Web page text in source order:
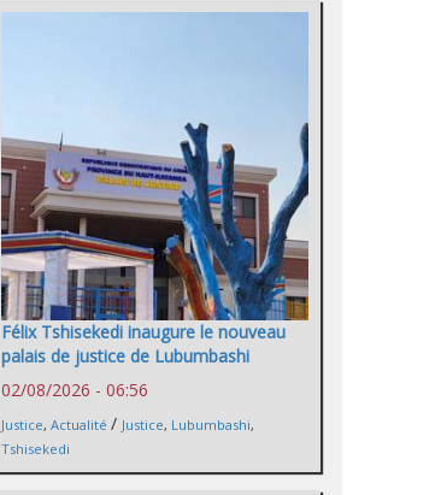
Félix Tshisekedi inaugure le nouveau
palais de justice de Lubumbashi
02/08/2026 - 06:56
Justice, Actualité / Justice, Lubumbashi,
Tshisekedi